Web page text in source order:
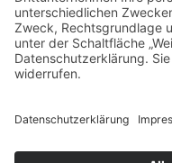
Bankverbindung
Sparkasse Essen
DE69 3605 0105 0006 4637
Online-Bestellung oder -